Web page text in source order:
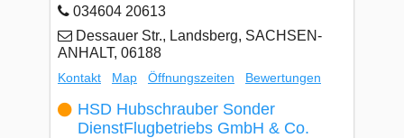
034604 20613
Dessauer Str., Landsberg, SACHSEN-
ANHALT, 06188
Kontakt Map Öffnungszeiten Bewertungen
HSD Hubschrauber Sonder
DienstFlugbetriebs GmbH & Co.